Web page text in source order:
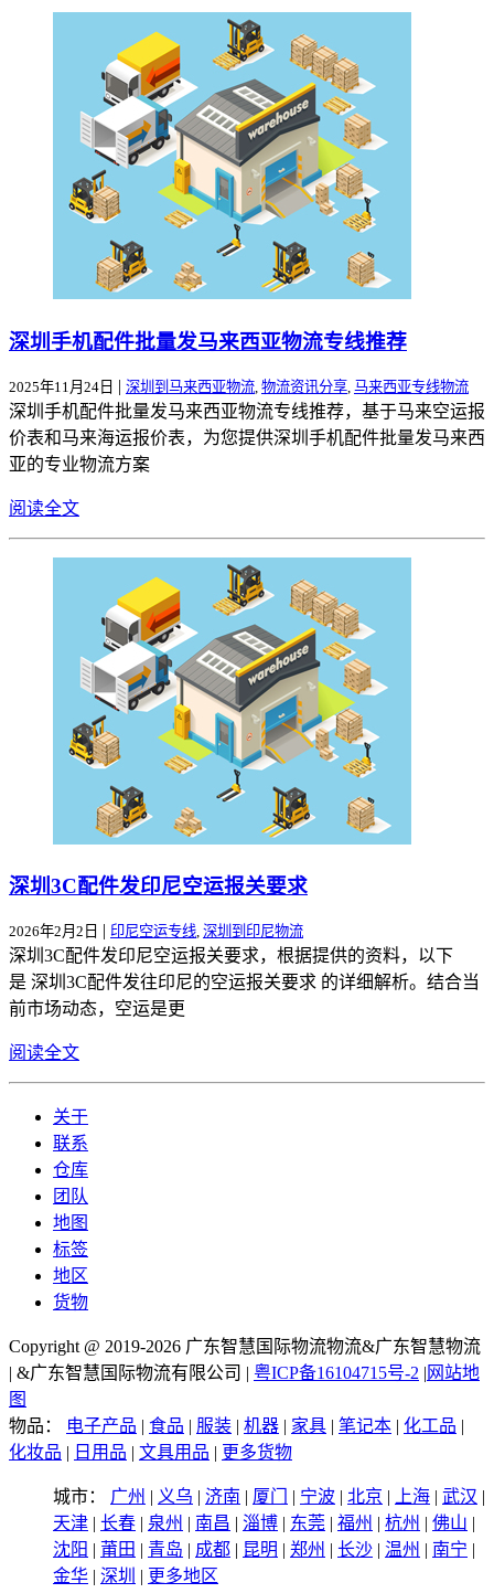
深圳手机配件批量发马来西亚物流专线推荐
2025年11月24日 | 深圳到马来西亚物流 物流资讯分享 马来西亚专线物流
深圳手机配件批量发马来西亚物流专线推荐，基于马来空运报
价表和马来海运报价表，为您提供深圳手机配件批量发马来西
亚的专业物流方案
阅读全文
深圳3C配件发印尼空运报关要求
2026年2月2日 | 印尼空运专线 深圳到印尼物流
深圳3C配件发印尼空运报关要求，根据提供的资料，以下
是 深圳3C配件发往印尼的空运报关要求 的详细解析。结合当
前市场动态，空运是更
阅读全文
关于
联系
仓库
团队
地图
标签
地区
货物
Copyright @ 2019-2026 广东智慧国际物流物流&广东智慧物流
| &广东智慧国际物流有限公司 | 粤ICP备16104715号-2 | 网站地
图
物品：
电子产品 | 食品 | 服装 | 机器 | 家具 | 笔记本 | 化工品 |
化妆品 | 日用品 | 文具用品 | 更多货物
城市： 广州 | 义乌 | 济南 | 厦门 | 宁波 | 北京 | 上海 | 武汉 |
天津 | 长春 | 泉州 | 南昌 | 淄博 | 东莞 | 福州 | 杭州 | 佛山 |
沈阳 | 莆田 | 青岛 | 成都 | 昆明 | 郑州 | 长沙 | 温州 | 南宁 |
金华 | 深圳 | 更多地区